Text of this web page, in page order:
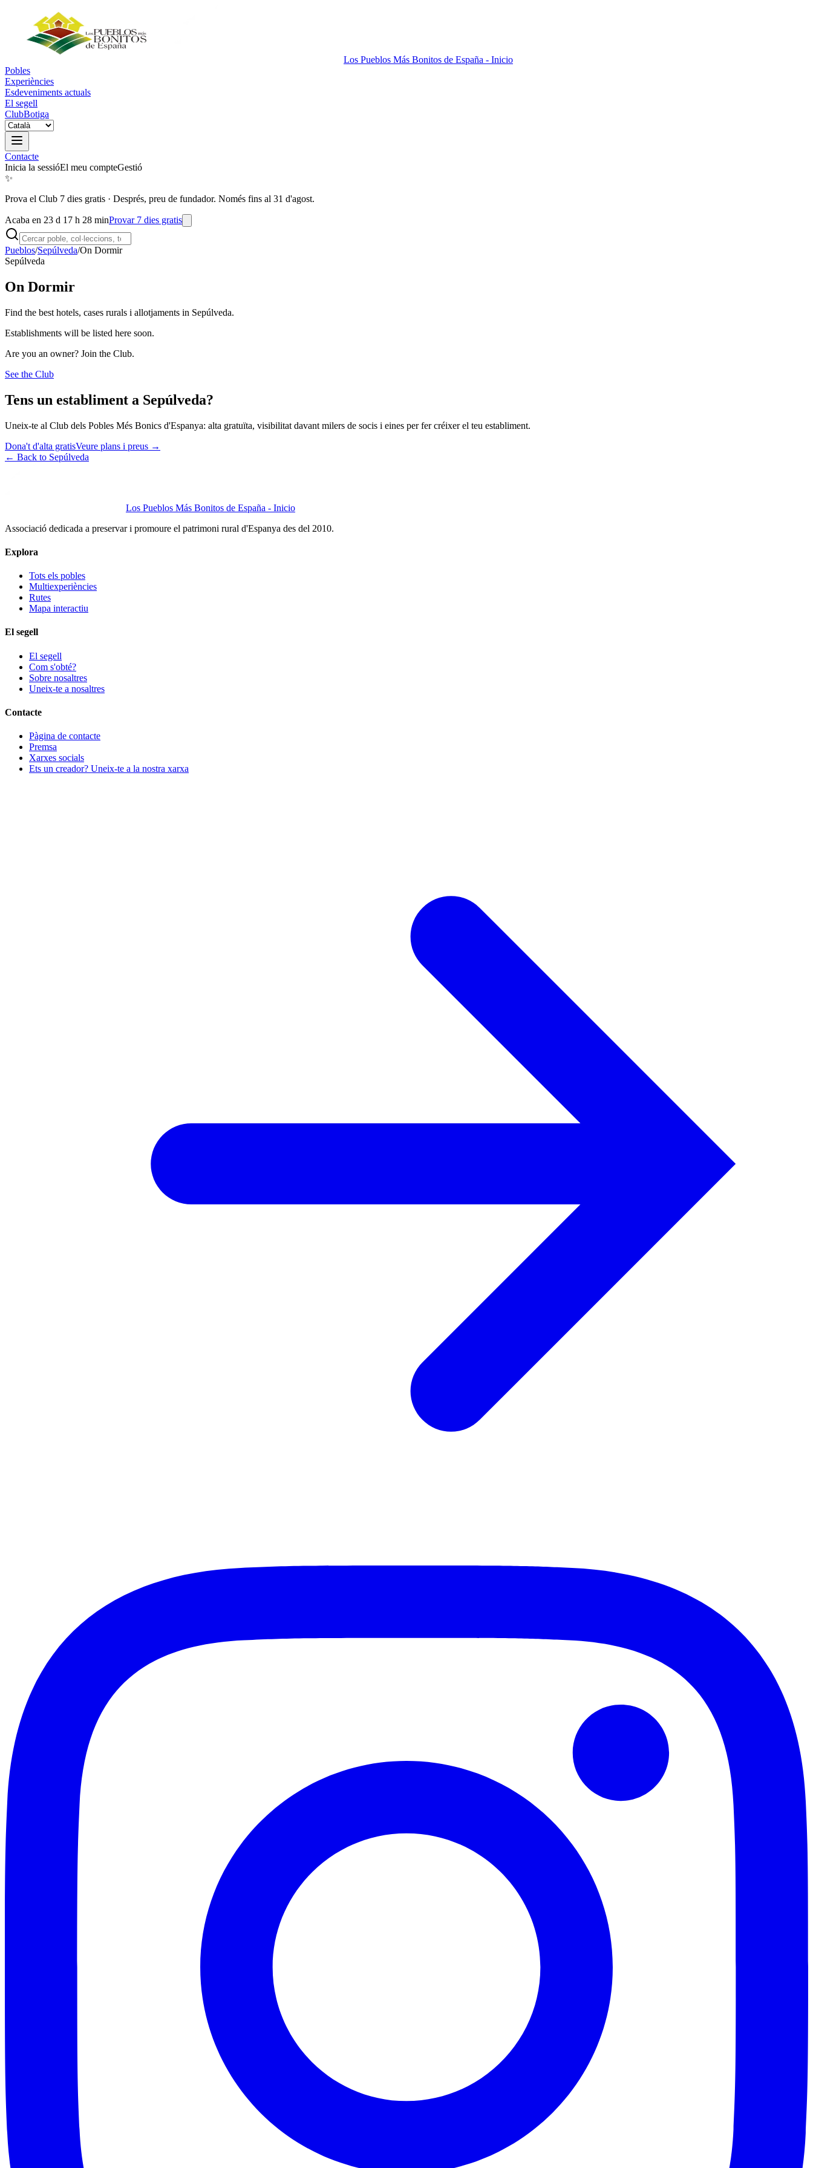
Los Pueblos Más Bonitos de España - Inicio
Pobles
Experiències
Esdeveniments actuals
El segell
ClubBotiga
Contacte
Inicia la sessióEl meu compteGestió
✨
Prova el Club 7 dies gratis · Després, preu de fundador. Només fins al 31 d'agost.
Acaba en 23 d 17 h 28 minProvar 7 dies gratis
Pueblos/Sepúlveda/On Dormir
Sepúlveda
On Dormir
Find the best hotels, cases rurals i allotjaments in Sepúlveda.
Establishments will be listed here soon.
Are you an owner? Join the Club.
See the Club
Tens un establiment a Sepúlveda?
Uneix-te al Club dels Pobles Més Bonics d'Espanya: alta gratuïta, visibilitat davant milers de socis i eines per fer créixer el teu establiment.
Dona't d'alta gratisVeure plans i preus →
← Back to Sepúlveda
Los Pueblos Más Bonitos de España - Inicio
Associació dedicada a preservar i promoure el patrimoni rural d'Espanya des del 2010.
Explora
Tots els pobles
Multiexperiències
Rutes
Mapa interactiu
El segell
El segell
Com s'obté?
Sobre nosaltres
Uneix-te a nosaltres
Contacte
Pàgina de contacte
Premsa
Xarxes socials
Ets un creador? Uneix-te a la nostra xarxa